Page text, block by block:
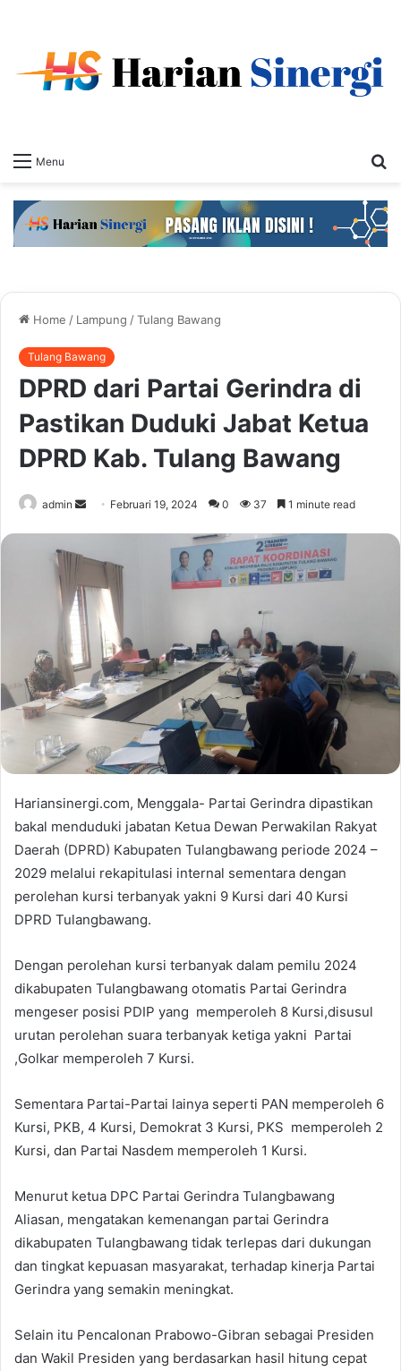
Menu
Home / Lampung /Tulang Bawang
Tulang Bawang
DPRD dari Partai Gerindra di
Pastikan Duduki Jabat Ketua
DPRD Kab. Tulang Bawang
admin
Send Februari 19, 2024 0 37 1 minute read
Hariansinergi.com, Menggala- Partai Gerindra dipastikan
bakal menduduki jabatan Ketua Dewan Perwakilan Rakyat
Daerah (DPRD) Kabupaten Tulangbawang periode 2024 –
2029 melalui rekapitulasi internal sementara dengan
perolehan kursi terbanyak yakni 9 Kursi dari 40 Kursi
DPRD Tulangbawang.
Dengan perolehan kursi terbanyak dalam pemilu 2024
dikabupaten Tulangbawang otomatis Partai Gerindra
mengeser posisi PDIP yang memperoleh 8 Kursi,disusul
urutan perolehan suara terbanyak ketiga yakni Partai
,Golkar memperoleh 7 Kursi.
Sementara Partai-Partai lainya seperti PAN memperoleh 6
Kursi, PKB, 4 Kursi, Demokrat 3 Kursi, PKS memperoleh 2
Kursi, dan Partai Nasdem memperoleh 1 Kursi.
Menurut ketua DPC Partai Gerindra Tulangbawang
Aliasan, mengatakan kemenangan partai Gerindra
dikabupaten Tulangbawang tidak terlepas dari dukungan
dan tingkat kepuasan masyarakat, terhadap kinerja Partai
Gerindra yang semakin meningkat.
Selain itu Pencalonan Prabowo-Gibran sebagai Presiden
dan Wakil Presiden yang berdasarkan hasil hitung cepat